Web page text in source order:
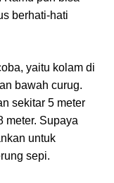
berhati-hati
yaitu kolam di
bawah curug.
sekitar 5 meter
meter. Supaya
untuk
sepi.